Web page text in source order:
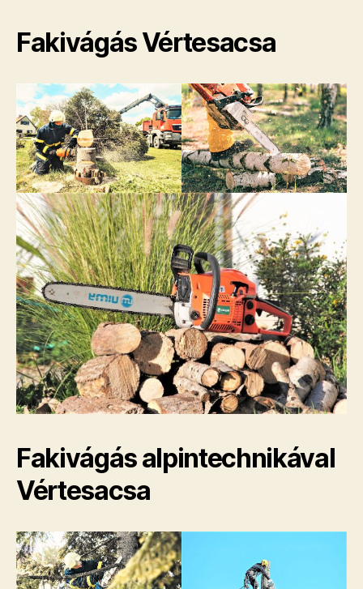
Fakivágás Vértesacsa
Fakivágás alpintechnikával
Vértesacsa